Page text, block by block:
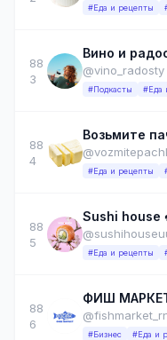
#Еда и рецепты
88
3
Вино и
@vino_radosty
#Подкасты #Еда
88
4
Возьмите
#Еда и рецепты
88
5
#Еда и рецепты
88
6
ФИШ
#Бизнес #Еда и